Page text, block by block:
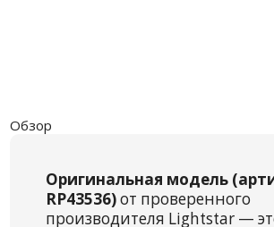
Обзор
Оригинальная модель
RP43536)от проверенного
производителя Lightstar —